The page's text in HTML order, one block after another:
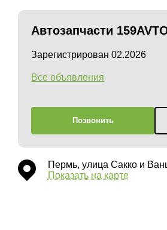
Автозапчасти
Зарегистрирован 02.2026
Все объявления
Позвонить
Пермь, улица Сакко и
Показать на карте